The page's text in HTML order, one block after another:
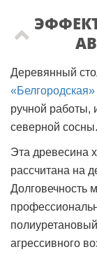
Деревянный
«Белгородская»
ручной работы,
северной сосны.
Эта древесина
рассчитана на
Долговечность
агрессивного